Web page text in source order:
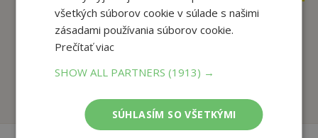
Spojovačky -
Postavičky
všetkých súborov cookie v súlade s našimi
zásadami používania súborov cookie.
Prečítať viac
SHOW ALL PARTNERS(1913) →
SÚHLASÍM SO VŠETKÝMI